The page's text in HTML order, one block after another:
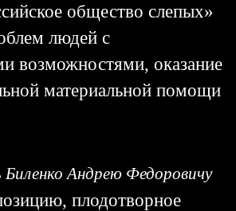
общество слепых»
людей с
возможностями, оказание
материальной помощи
Биленко Андрею Федоровичу
плодотворное